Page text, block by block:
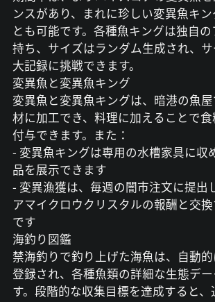
ンスがあり、まれに珍しい変異魚キン
とも可能です。各種魚キングは独自
持ち、サイズはランダム生成され、
大記録に挑戦できます。
変異魚と変異魚キング
変異魚と変異魚キングは、暗港の魚
材に加工でき、料理に加えることで
付与できます。また：
- 変異魚キングは専用の水槽家具に収
品を展示できます
- 変異漁獲は、毎週の闇市注文に提出
アマイクロウクリスタルの報酬と交
です
海釣り図鑑
禁海釣りで釣り上げた海魚は、自動
登録され、各種魚類の詳細な生態デ
す。段階的な収集目標を達成すると、